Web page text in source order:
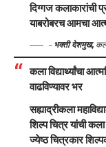
दिग्गज कलाकारांची
याबरोबरच आमचा
– भक्ती देशमुख,
कला विद्यार्थ्यांचा
वाढविण्यावर भर
सह्याद्रीकला
शिल्प चित्र यांची
ज्येष्ठ चित्रकार